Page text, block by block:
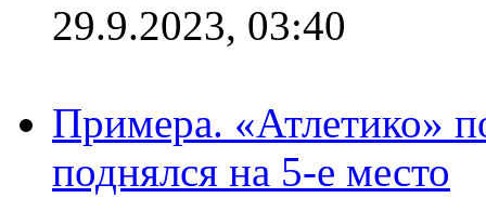
29.9.2023, 03:40
Примера. «Атлетико»
поднялся на 5-е место